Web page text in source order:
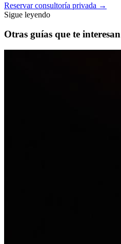
Reservar consultoría privada →
Sigue leyendo
Otras guías que te interesan